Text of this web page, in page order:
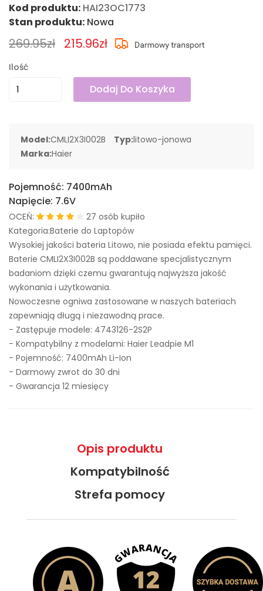
Kod produktu: HAI23OC1773
Stan produktu: Nowa
269.95zł 215.96zł
Ilość
Dodaj Do Koszyka
Model:CMLI2X3I002B Typ:litowo-jonowa
Marka:Haier
Pojemność: 7400mAh
Napięcie: 7.6V
OCEŃ:
27 osób kupiło
Kategoria:Baterie do Laptopów
Wysokiej jakości bateria Litowo, nie posiada efektu pamięci.
Baterie CMLI2X3I002B są poddawane specjalistycznym
badaniom dzięki czemu gwarantują najwyższa jakość
wykonania i użytkowania.
Nowoczesne ogniwa zastosowane w naszych bateriach
zapewniają długą i niezawodną prace.
- Zastępuje modele: 4743126-2S2P
- Kompatybilny z modelami: Haier Leadpie M1
- Pojemność: 7400mAh Li-Ion
- Darmowy zwrot do 30 dni
- Gwarancja 12 miesięcy
Opis produktu
Kompatybilność
Strefa pomocy